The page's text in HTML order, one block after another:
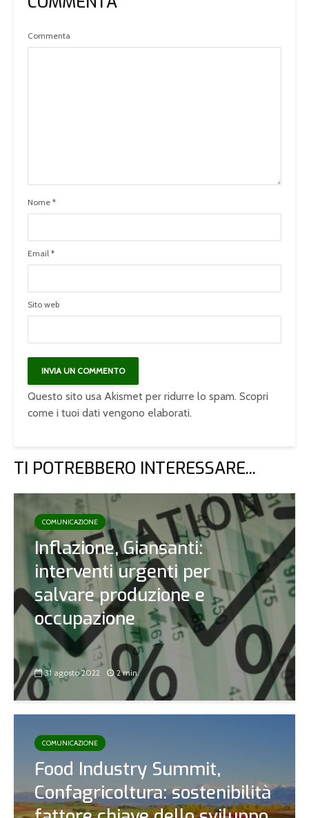
Commenta
Nome *
Email *
Sito web
Questo sito usa Akismet per ridurre lo spam. Scopri
come i tuoi dati vengono elaborati.
TI POTREBBERO INTERESSARE...
COMUNICAZIONE
Inflazione, Giansanti:
interventi urgenti per
salvare produzione e
occupazione
31 agosto 2022 2 min.
COMUNICAZIONE
Food Industry Summit,
Confagricoltura: sostenibilità